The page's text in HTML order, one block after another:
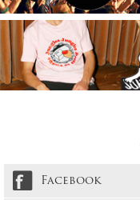
Facebook